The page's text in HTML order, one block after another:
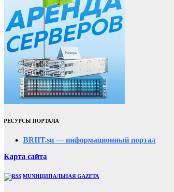
РЕСУРСЫ ПОРТАЛА
BRIIT.su — информационный портал
Карта сайта
MUNИЦИПАЛЬНАЯ GAZЕТА